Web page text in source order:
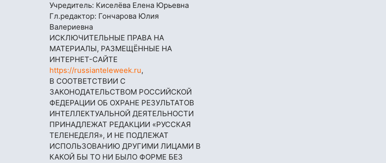
Учредитель: Киселёва Елена Юрьевна
Гл.редактор: Гончарова Юлия
Валериевна
ИСКЛЮЧИТЕЛЬНЫЕ ПРАВА НА
МАТЕРИАЛЫ, РАЗМЕЩЁННЫЕ НА
ИНТЕРНЕТ-САЙТЕ
https://russianteleweek.ru,
В СООТВЕТСТВИИ С
ЗАКОНОДАТЕЛЬСТВОМ РОССИЙСКОЙ
ФЕДЕРАЦИИ ОБ ОХРАНЕ РЕЗУЛЬТАТОВ
ИНТЕЛЛЕКТУАЛЬНОЙ ДЕЯТЕЛЬНОСТИ
ПРИНАДЛЕЖАТ РЕДАКЦИИ «РУССКАЯ
ТЕЛЕНЕДЕЛЯ», И НЕ ПОДЛЕЖАТ
ИСПОЛЬЗОВАНИЮ ДРУГИМИ ЛИЦАМИ В
КАКОЙ БЫ ТО НИ БЫЛО ФОРМЕ БЕЗ